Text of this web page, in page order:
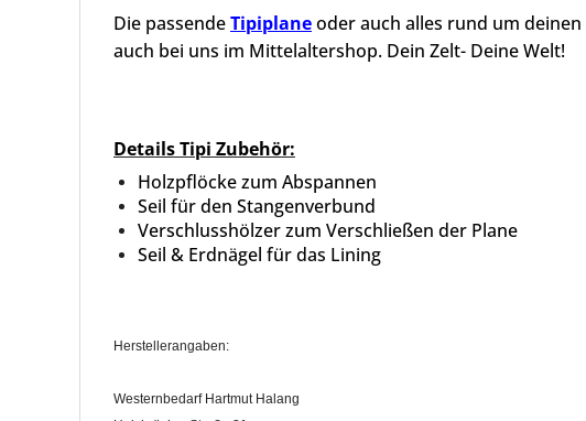
Die passendeTipiplaneoder auch alles rund um deinen
auch bei uns im Mittelaltershop. Dein Zelt- Deine Welt!
Details Tipi Zubehör:
Holzpflöcke zum Abspannen
Seil für den Stangenverbund
Verschlusshölzer zum Verschließen der Plane
Seil & Erdnägel für das Lining
Herstellerangaben:
Westernbedarf Hartmut Halang